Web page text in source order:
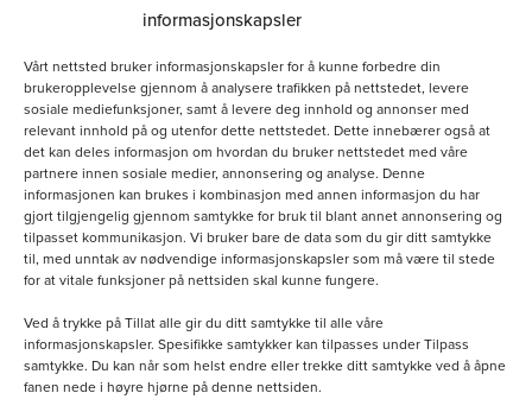
informasjonskapsler
Vårt nettsted bruker informasjonskapsler for å kunne forbedre din
brukeropplevelse gjennom å analysere trafikken på nettstedet, levere
sosiale mediefunksjoner, samt å levere deg innhold og annonser med
relevant innhold på og utenfor dette nettstedet. Dette innebærer også at
det kan deles informasjon om hvordan du bruker nettstedet med våre
partnere innen sosiale medier, annonsering og analyse. Denne
informasjonen kan brukes i kombinasjon med annen informasjon du har
gjort tilgjengelig gjennom samtykke for bruk til blant annet annonsering og
tilpasset kommunikasjon. Vi bruker bare de data som du gir ditt samtykke
til, med unntak av nødvendige informasjonskapsler som må være til stede
for at vitale funksjoner på nettsiden skal kunne fungere.
Ved å trykke på Tillat alle gir du ditt samtykke til alle våre
informasjonskapsler. Spesifikke samtykker kan tilpasses under Tilpass
samtykke. Du kan når som helst endre eller trekke ditt samtykke ved å åpne
fanen nede i høyre hjørne på denne nettsiden.
Hvit bomullscaps